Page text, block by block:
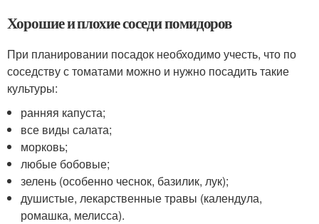
Хорошие и плохие соседи помидоров
При планировании посадок необходимо учесть, что по
соседству с томатами можно и нужно посадить такие
культуры:
ранняя капуста;
все виды салата;
морковь;
любые бобовые;
зелень (особенно чеснок, базилик, лук);
душистые, лекарственные травы (календула,
ромашка, мелисса).